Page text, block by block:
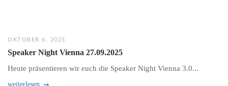
OKTOBER 6, 2025
Speaker Night Vienna 27.09.2025
Heute präsentieren wir euch die Speaker Night Vienna 3.0...
weiterlesen